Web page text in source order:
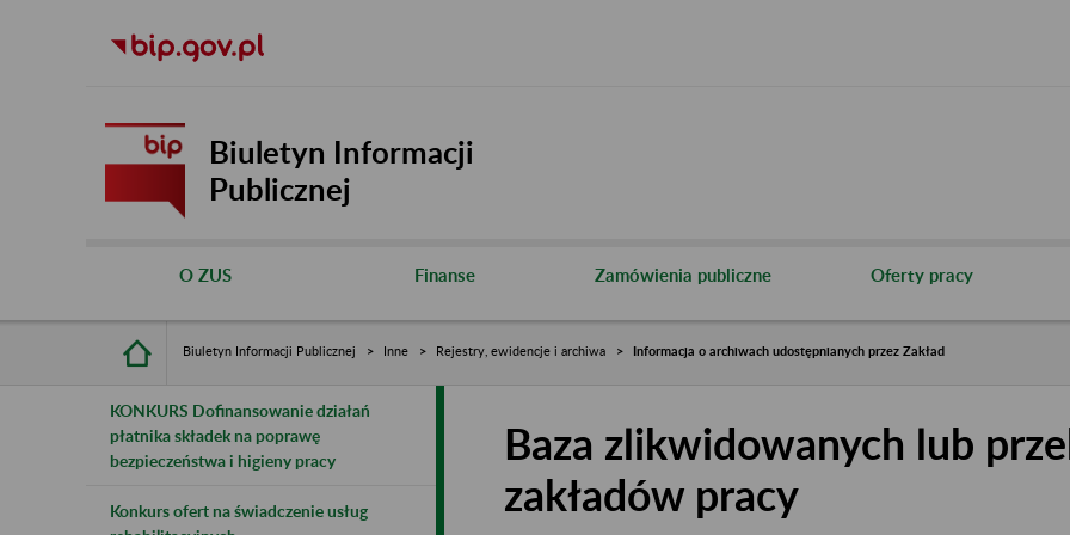
Biuletyn Informacji
Publicznej
O ZUS Finanse Zamówienia publiczne Oferty pracy
Biuletyn Informacji Publicznej Inne Rejestry, ewidencje i archiwa Informacja o archiwach udostępnianych przez Zakład
KONKURS Dofinansowanie działań
płatnika składek na poprawę
bezpieczeństwa i higieny pracy
Konkurs ofert na świadczenie usług
Baza zlikwidowanych lub
zakładów pracy